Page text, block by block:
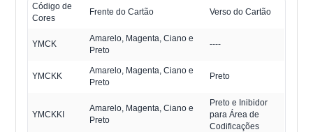
Código de
Cores
Frente do Cartão Verso do Cartão
YMCK
Amarelo, Magenta, Ciano e
Preto
----
YMCKK
Amarelo, Magenta, Ciano e
Preto
Preto
YMCKKI
Amarelo, Magenta, Ciano e
Preto
Preto e Inibidor
para Área de
Codificações